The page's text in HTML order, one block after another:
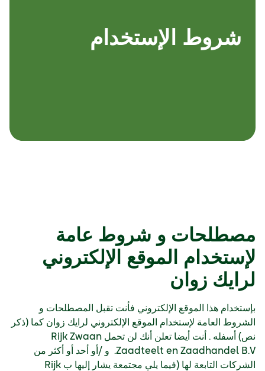
شروط الإستخدام
مصطلحات و شروط عامة
لإستخدام الموقع الإلكتروني
لرايك زوان
بإستخدام هذا الموقع الإلكتروني فأنت تقبل المصطلحات و
الشروط العامة لإستخدام الموقع الإلكتروني لرايك زوان كما (ذكر
نص) أسفله . أنت أيضا تعلن أنك لن تحمل Rijk Zwaan
Zaadteelt en Zaadhandel B.V. و /أو أحد أو أكثر من
الشركات التابعة لها (فيما يلي مجتمعة يشار إليها ب Rijk